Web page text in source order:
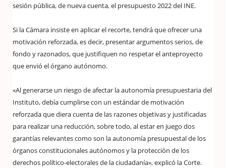
sesión pública, de nueva cuenta, el presupuesto 2022 del INE.
Si la Cámara insiste en aplicar el recorte, tendrá que ofrecer una
motivación reforzada, es decir, presentar argumentos serios, de
fondo y razonados, que justifiquen no respetar el anteproyecto
que envió el órgano autónomo.
«Al generarse un riesgo de afectar la autonomía presupuestaria del
Instituto, debía cumplirse con un estándar de motivación
reforzada que diera cuenta de las razones objetivas y justificadas
para realizar una reducción, sobre todo, al estar en juego dos
garantías relevantes como son la autonomía presupuestal de los
órganos constitucionales autónomos y la protección de los
derechos político-electorales de la ciudadanía», explicó la Corte.